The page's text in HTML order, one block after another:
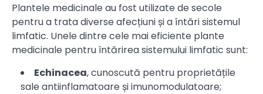
Plantele medicinale au fost utilizate de secole
pentru a trata diverse afecțiuni și a întări sistemul
limfatic. Unele dintre cele mai eficiente plante
medicinale pentru întărirea sistemului limfatic sunt:
Echinacea, cunoscută pentru proprietățile
sale antiinflamatoare și imunomodulatoare;